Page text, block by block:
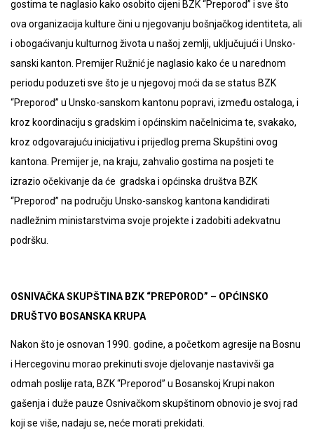
gostima te naglasio kako osobito cijeni BZK “Preporod” i sve što
ova organizacija kulture čini u njegovanju bošnjačkog identiteta, ali
i obogaćivanju kulturnog života u našoj zemlji, uključujući i Unsko-
sanski kanton. Premijer Ružnić je naglasio kako će u narednom
periodu poduzeti sve što je u njegovoj moći da se status BZK
“Preporod” u Unsko-sanskom kantonu popravi, između ostaloga, i
kroz koordinaciju s gradskim i općinskim načelnicima te, svakako,
kroz odgovarajuću inicijativu i prijedlog prema Skupštini ovog
kantona. Premijer je, na kraju, zahvalio gostima na posjeti te
izrazio očekivanje da će gradska i općinska društva BZK
“Preporod” na području Unsko-sanskog kantona kandidirati
nadležnim ministarstvima svoje projekte i zadobiti adekvatnu
podršku.
OSNIVAČKA SKUPŠTINA BZK “PREPOROD” – OPĆINSKO
DRUŠTVO BOSANSKA KRUPA
Nakon što je osnovan 1990. godine, a početkom agresije na Bosnu
i Hercegovinu morao prekinuti svoje djelovanje nastavivši ga
odmah poslije rata, BZK “Preporod” u Bosanskoj Krupi nakon
gašenja i duže pauze Osnivačkom skupštinom obnovio je svoj rad
koji se više, nadaju se, neće morati prekidati.